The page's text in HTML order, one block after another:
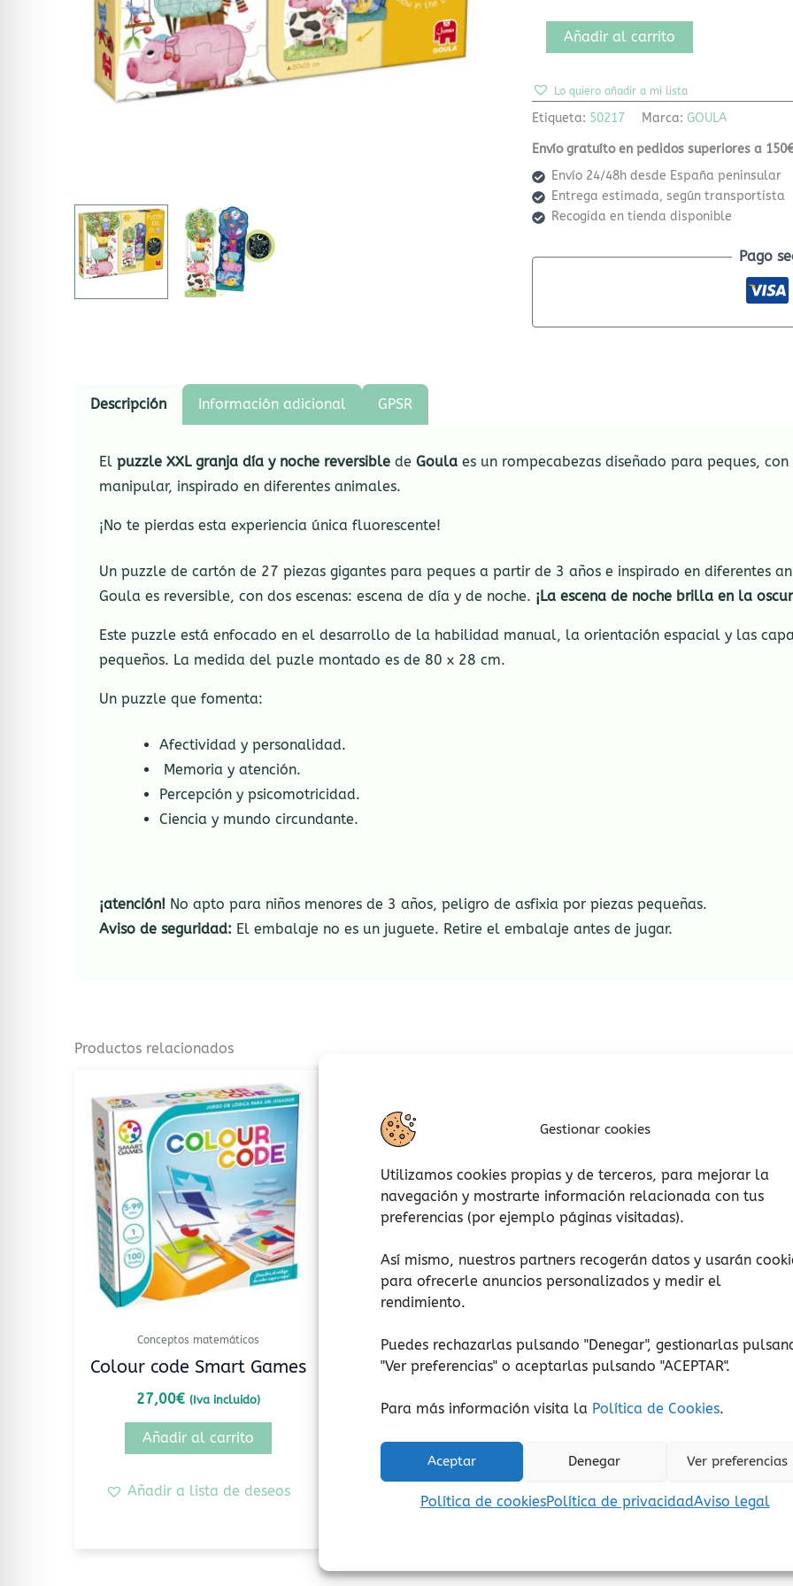
Gestionar cookies
Utilizamos cookies propias y de terceros, para mejorar la
navegación y mostrarte información relacionada con tus
preferencias (por ejemplo páginas visitadas).
Así mismo, nuestros partners recogerán datos y usarán
para ofrecerle anuncios personalizados y medir el
rendimiento.
Puedes rechazarlas pulsando "Denegar", gestionarlas
"Ver preferencias" o aceptarlas pulsando "ACEPTAR".
Para más información visita la Política de Cookies.
Aceptar Denegar Ver preferencias
Política de cookiesPolítica de privacidadAviso legal
Añadir al carrito
Lo quiero añadir a mi lista
Etiqueta: 50217 Marca:GOULA
Envío gratuíto en pedidos superiores a
Envío 24/48h desde España peninsular
Entrega estimada, según transportista
Recogida en tienda disponible
Pago
Descripción Información adicional GPSR
El puzzle XXL granja día y noche reversible de Goula es un rompecabezas diseñado para peques,
manipular, inspirado en diferentes animales.
¡No te pierdas esta experiencia única fluorescente!
Un puzzle de cartón de 27 piezas gigantes para peques a partir de 3 años e inspirado en diferentes
Goula es reversible, con dos escenas: escena de día y de noche. ¡La escena de noche brilla en la
Este puzzle está enfocado en el desarrollo de la habilidad manual, la orientación espacial y las
pequeños. La medida del puzle montado es de 80 x 28 cm.
Un puzzle que fomenta:
Afectividad y personalidad.
Memoria y atención.
Percepción y psicomotricidad.
Ciencia y mundo circundante.
¡atención! No apto para niños menores de 3 años, peligro de asfixia por piezas pequeñas.
Aviso de seguridad: El embalaje no es un juguete. Retire el embalaje antes de jugar.
Productos relacionados
Conceptos matemáticos
Colour code Smart Games
27,00€ (Iva incluido)
Añadir al carrito
Añadir a lista de deseos
Puzzle
Figuras Geométricas
Añadir al carrito
Puzzle
Puzzles de
hasta
21,90€
Seleccionar opciones